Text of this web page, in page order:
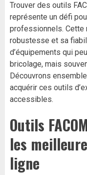
Trouver des outils
représente un défi
professionnels. Cette
robustesse et sa
d’équipements qui
bricolage, mais
Découvrons
acquérir ces outils
accessibles.
Outils
les
ligne